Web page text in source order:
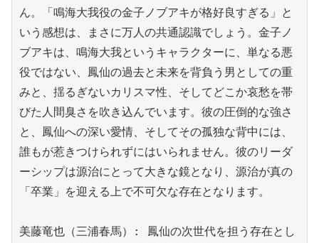
ん。「鳴海大我役の金子ノブアキが格好良すぎる」と
いう感想は、まさに万人の共通認識でしょう。金子ノ
ブアキは、鳴海大我というキャラクターに、単なる悪
役ではない、鳳仙の過去と未来を背負う男としての重
みと、揺るぎないカリスマ性、そしてどこか哀愁を帯
びた人間臭さを吹き込んでいます。彼の圧倒的な強さ
と、鳳仙への深い愛情、そしてその孤独な背中には、
誰もが惹きつけられずにはいられません。彼のリーダ
ーシップは源治にとって大きな鏡となり、源治が真の
「卒業」を迎える上で不可欠な存在となります。
美藤竜也（三浦春馬）: 鳳仙の次世代を担う存在とし